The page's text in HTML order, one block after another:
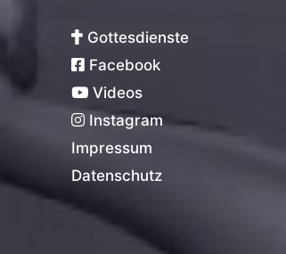
Antiochien
Gottesdienste
Facebook
Videos
Instagram
Impressum
Datenschutz